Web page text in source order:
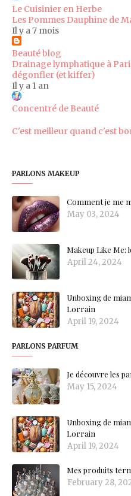
Le Cuisinier en Herbe
Les Pommes Dauphine de
Il y a 7 mois
Beauté blog
Drainage lymphatique à
dégonfler (et kiffer)
Il y a 1 an
Concentré de Beauté
C'est meilleur quand c'est
PARLONS MAKEUP
Comment je me
May 03, 2024
Makeup Like Me:
April 24, 2024
Unboxing de
Lorrain
April 19, 2024
PARLONS PARFUM
Je découvre les
May 15, 2024
Unboxing de
Lorrain
April 19, 2024
Mes produits
February 28,